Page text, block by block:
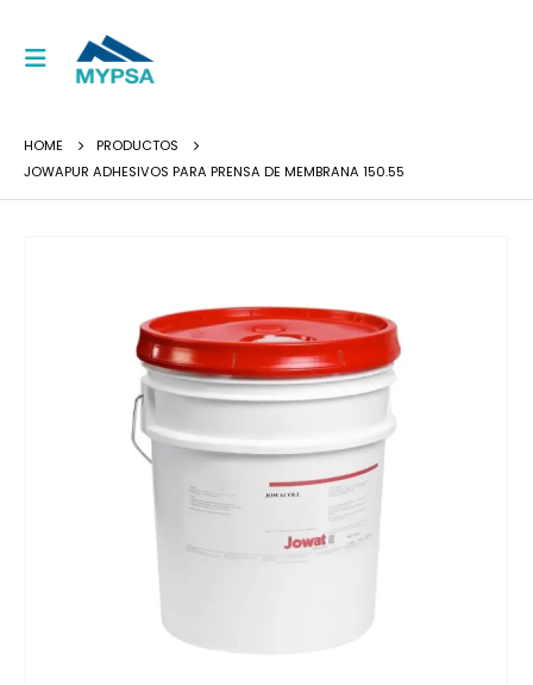
HOME
PRODUCTOS
JOWAPUR ADHESIVOS PARA PRENSA DE MEMBRANA 150.55